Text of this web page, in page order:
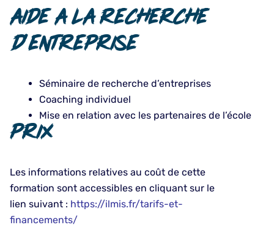
Prix
Les informations relatives au coût de cette
formation sont accessibles en cliquant sur le
lien suivant : https://ilmis.fr/tarifs-et-
financements/
Aide A la recherche
d'entreprise
Séminaire de recherche d’entreprises
Coaching individuel
Mise en relation avec les partenaires de l’école